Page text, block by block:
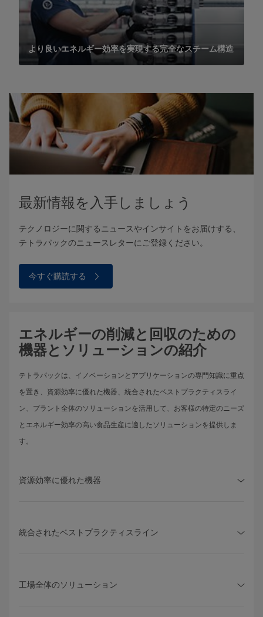
より良いエネルギー効率を実現する完全なスチーム構造
最新情報を入手しましょう
テクノロジーに関するニュースやインサイトをお届けする、
テトラパックのニュースレターにご登録ください。
今すぐ購読する
エネルギーの削減と回収のための
機器とソリューションの紹介
テトラパックは、イノベーションとアプリケーションの専門知識に重点
を置き、資源効率に優れた機器、統合されたベストプラクティスライ
ン、プラント全体のソリューションを活用して、お客様の特定のニーズ
とエネルギー効率の高い食品生産に適したソリューションを提供しま
す。
資源効率に優れた機器
統合されたベストプラクティスライン
工場全体のソリューション